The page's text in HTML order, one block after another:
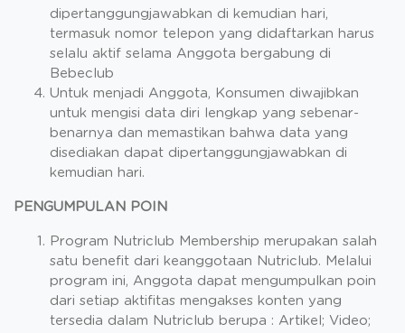
dipertanggungjawabkan di kemudian hari,
termasuk nomor telepon yang didaftarkan harus
selalu aktif selama Anggota bergabung di
Bebeclub
Untuk menjadi Anggota, Konsumen diwajibkan
untuk mengisi data diri lengkap yang sebenar-
benarnya dan memastikan bahwa data yang
disediakan dapat dipertanggungjawabkan di
kemudian hari.
PENGUMPULAN POIN
Program Nutriclub Membership merupakan salah
satu benefit dari keanggotaan Nutriclub. Melalui
program ini, Anggota dapat mengumpulkan poin
dari setiap aktifitas mengakses konten yang
tersedia dalam Nutriclub berupa : Artikel; Video;